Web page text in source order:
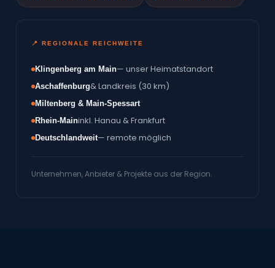
📍 REGIONALE REICHWEITE
Klingenberg am Main— unser Heimatstandort
Aschaffenburg& Landkreis (30 km)
Miltenberg & Main-Spessart
Rhein-Maininkl. Hanau & Frankfurt
Deutschlandweit— remote möglich
Unternehmen, Anbieter & Projekte aus der Region.